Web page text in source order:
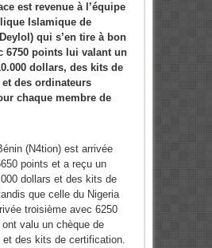
est revenue à l’équipe
Islamique de
qui s’en tire à bon
6750 points lui valant un
dollars, des kits de
des ordinateurs
chaque membre de
(N4tion) est arrivée
points et a reçu un
dollars et des kits de
que celle du Nigeria
troisième avec 6250
valu un chèque de
et des kits de certification.